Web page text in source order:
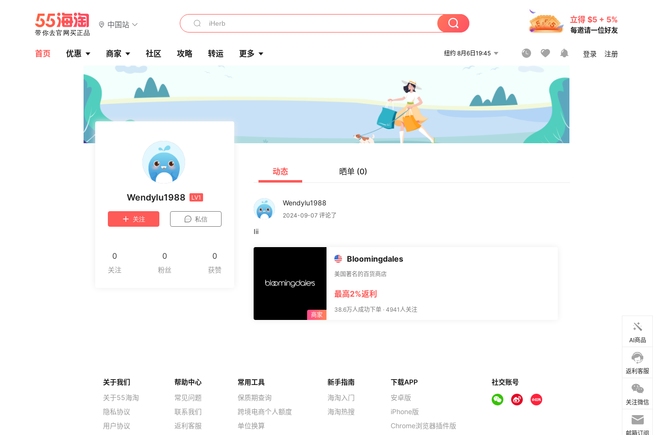
中国站
立得 $5 + 5%
每邀请一位好友
首页 优惠 商家 社区 攻略 转运 更多 纽约 8月6日19:45 登录 注册
Wendylu1988 LV1
关注 私信
0 0 0
动态 晒单 (0)
Wendylu1988
2024-09-07 评论了
Iii
Bloomingdales
美国著名的百货商店
最高2%返利
38.6万人成功下单 · 4941人关注
AI商品
返利客服
关注微信
邮箱订阅
关于我们
关于55海淘
隐私协议
用户协议
帮助中心
常见问题
联系我们
返利客服
常用工具
保质期查询
跨境电商个人额度
单位换算
新手指南
海淘入门
海淘热搜
下载APP
安卓版
iPhone版
Chrome浏览器插件版
社交账号